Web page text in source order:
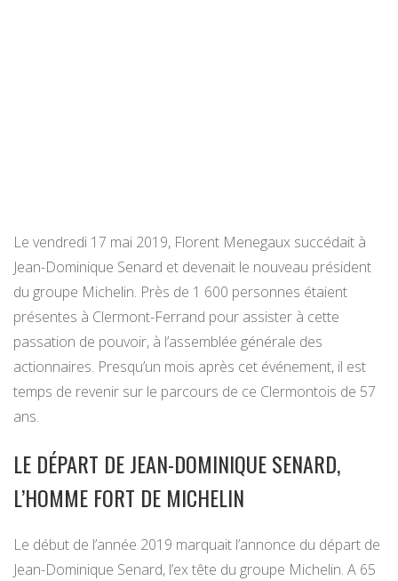
Le vendredi 17 mai 2019, Florent Menegaux succédait à
Jean-Dominique Senard et devenait le nouveau président
du groupe Michelin. Près de 1 600 personnes étaient
présentes à Clermont-Ferrand pour assister à cette
passation de pouvoir, à l’assemblée générale des
actionnaires. Presqu’un mois après cet événement, il est
temps de revenir sur le parcours de ce Clermontois de 57
ans.
LE DÉPART DE JEAN-DOMINIQUE SENARD,
L’HOMME FORT DE MICHELIN
Le début de l’année 2019 marquait l’annonce du départ de
Jean-Dominique Senard, l’ex tête du groupe Michelin. A 65